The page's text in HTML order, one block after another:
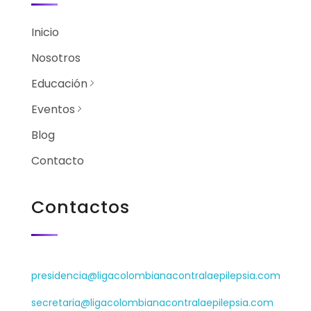
Inicio
Nosotros
Educación
Eventos
Blog
Contacto
Contactos
presidencia@ligacolombianacontralaepilepsia.com
secretaria@ligacolombianacontralaepilepsia.com